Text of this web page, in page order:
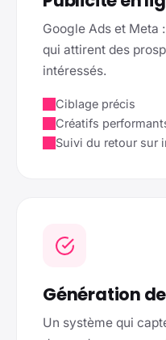
Google Ads et Meta
qui attirent des
intéressés.
Ciblage précis
Créatifs
Suivi du retour sur
Génération
Un système qui